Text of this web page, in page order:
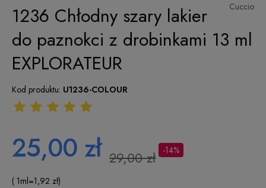
Cuccio
1236 Chłodny szary lakier
do paznokci z drobinkami 13 ml
EXPLORATEUR
Kod produktu: U1236-COLOUR
25,00 zł 29,00 zł -14%
( 1ml=1,92 zł)